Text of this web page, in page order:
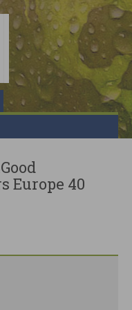
Europe 40